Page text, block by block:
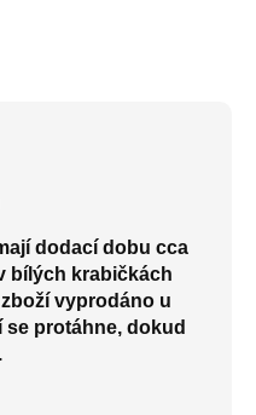
dodací dobu cca
bílých krabičkách
vyprodáno u
protáhne, dokud